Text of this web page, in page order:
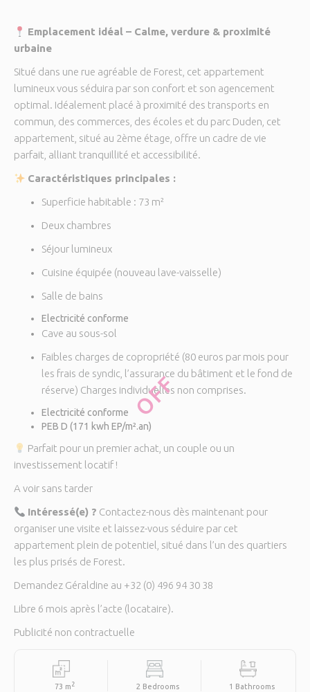
OFF
Emplacement idéal – Calme, verdure & proximité
urbaine
Situé dans une rue agréable de Forest, cet appartement
lumineux vous séduira par son confort et son agencement
optimal. Idéalement placé à proximité des transports en
commun, des commerces, des écoles et du parc Duden, cet
appartement, situé au 2ème étage, offre un cadre de vie
parfait, alliant tranquillité et accessibilité.
Caractéristiques principales :
Superficie habitable : 73 m²
Deux chambres
Séjour lumineux
Cuisine équipée (nouveau lave-vaisselle)
Salle de bains
Electricité conforme
Cave au sous-sol
Faibles charges de copropriété (80 euros par mois pour
les frais de syndic, l’assurance du bâtiment et le fond de
réserve) Charges individuelles non comprises.
Electricité conforme
PEB D (171 kwh EP/m².an)
Parfait pour un premier achat, un couple ou un
investissement locatif !
A voir sans tarder
Intéressé(e) ? Contactez-nous dès maintenant pour
organiser une visite et laissez-vous séduire par cet
appartement plein de potentiel, situé dans l’un des quartiers
les plus prisés de Forest.
Demandez Géraldine au +32 (0) 496 94 30 38
Libre 6 mois après l’acte (locataire).
Publicité non contractuelle
73 m 2 2 Bedrooms 1 Bathrooms